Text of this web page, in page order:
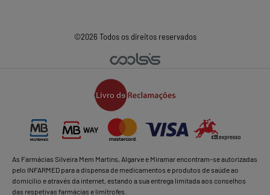
©2026 Todos os direitos reservados
As Farmácias Silveira Mem Martins, Algarve e Miramar encontram-se autorizadas
pelo INFARMED para a dispensa de medicamentos e produtos de saúde ao
domicílio e através da internet, estando a sua entrega limitada aos conselhos
das respetivas farmácias e limítrofes.